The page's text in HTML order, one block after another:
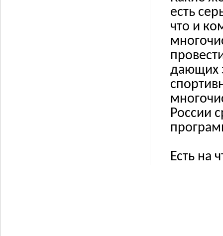
есть
что и
дающих
России
Есть на